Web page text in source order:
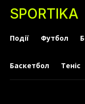
SPORTIKA
Події Футбол
Баскетбол Теніс